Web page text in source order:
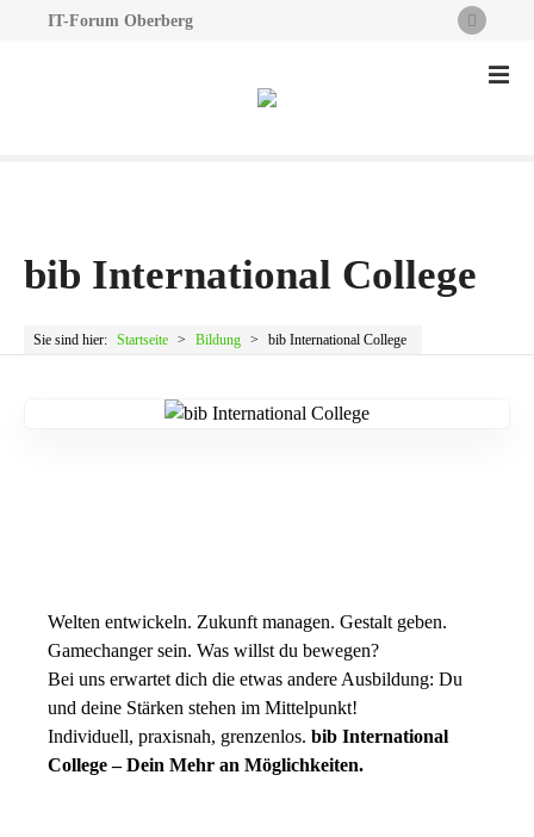
IT-Forum Oberberg
bib International College
Sie sind hier: Startseite > Bildung > bib International College
Welten entwickeln. Zukunft managen. Gestalt geben.
Gamechanger sein. Was willst du bewegen?
Bei uns erwartet dich die etwas andere Ausbildung: Du
und deine Stärken stehen im Mittelpunkt!
Individuell, praxisnah, grenzenlos. bib International
College – Dein Mehr an Möglichkeiten.